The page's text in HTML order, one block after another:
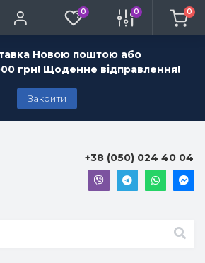
Новою поштою або
грн! Щоденне відправлення!
Закрити
0 0 0
+38 (050) 024 40 04